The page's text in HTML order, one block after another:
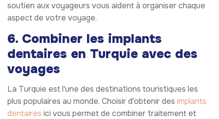
soutien aux voyageurs vous aident à organiser chaque
aspect de votre voyage.
6. Combiner les implants
dentaires en Turquie avec des
voyages
La Turquie est l'une des destinations touristiques les
plus populaires au monde. Choisir d'obtenir des implants
dentaires ici vous permet de combiner traitement et